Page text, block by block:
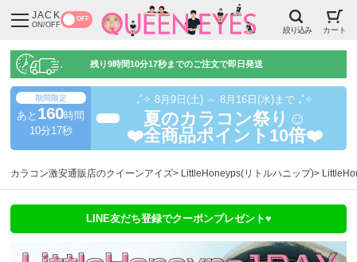
JACK
ON/OFF
OFF
絞り込み カート
残り9時間10分16秒までのご注文で即日発送
期間限定
あと 160時間
10分17秒
₊˚✧ 8月9日(土) ～ 8月16日(水)まで ₊˚✧
夏のカラコン祭り☺️
❤️全商品ポイント10倍❤️
カラコン激安通販店のクイーンアイズ LittleHoneyps(リトルハニップ)
LINE友だち登録でクーポンプレゼント♥